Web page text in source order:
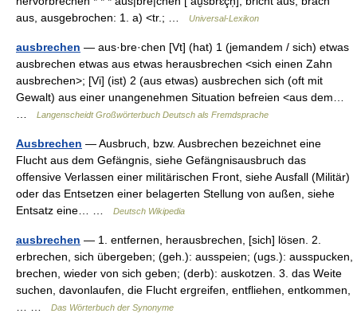
aus, ausgebrochen: 1. a) <tr.; …
Universal-Lexikon
ausbrechen — aus·bre·chen [Vt] (hat) 1 (jemandem / sich) etwas
ausbrechen etwas aus etwas herausbrechen <sich einen Zahn
ausbrechen>; [Vi] (ist) 2 (aus etwas) ausbrechen sich (oft mit
Gewalt) aus einer unangenehmen Situation befreien <aus dem…
…
Langenscheidt Großwörterbuch Deutsch als Fremdsprache
Ausbrechen — Ausbruch, bzw. Ausbrechen bezeichnet eine
Flucht aus dem Gefängnis, siehe Gefängnisausbruch das
offensive Verlassen einer militärischen Front, siehe Ausfall (Militär)
oder das Entsetzen einer belagerten Stellung von außen, siehe
Entsatz eine… …
Deutsch Wikipedia
ausbrechen — 1. entfernen, herausbrechen, [sich] lösen. 2.
erbrechen, sich übergeben; (geh.): ausspeien; (ugs.): ausspucken,
brechen, wieder von sich geben; (derb): auskotzen. 3. das Weite
suchen, davonlaufen, die Flucht ergreifen, entfliehen, entkommen,
… …
Das Wörterbuch der Synonyme